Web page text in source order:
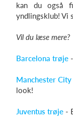
kan du også
yndlingsklub! Vi
Vil du læse mere?
Barcelona trøje
Manchester
look!
Juventus trøje -